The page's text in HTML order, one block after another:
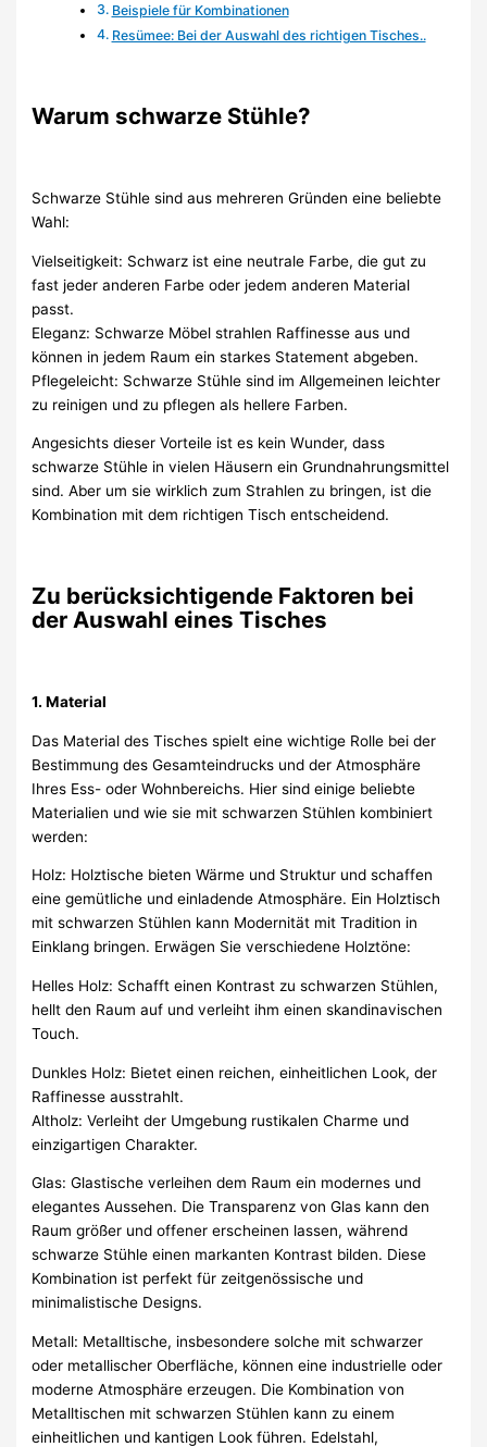
Beispiele für Kombinationen
Resümee: Bei der Auswahl des richtigen Tisches..
Warum schwarze Stühle?
Schwarze Stühle sind aus mehreren Gründen eine beliebte
Wahl:
Vielseitigkeit: Schwarz ist eine neutrale Farbe, die gut zu
fast jeder anderen Farbe oder jedem anderen Material
passt.
Eleganz: Schwarze Möbel strahlen Raffinesse aus und
können in jedem Raum ein starkes Statement abgeben.
Pflegeleicht: Schwarze Stühle sind im Allgemeinen leichter
zu reinigen und zu pflegen als hellere Farben.
Angesichts dieser Vorteile ist es kein Wunder, dass
schwarze Stühle in vielen Häusern ein Grundnahrungsmittel
sind. Aber um sie wirklich zum Strahlen zu bringen, ist die
Kombination mit dem richtigen Tisch entscheidend.
Zu berücksichtigende Faktoren bei
der Auswahl eines Tisches
1. Material
Das Material des Tisches spielt eine wichtige Rolle bei der
Bestimmung des Gesamteindrucks und der Atmosphäre
Ihres Ess- oder Wohnbereichs. Hier sind einige beliebte
Materialien und wie sie mit schwarzen Stühlen kombiniert
werden:
Holz: Holztische bieten Wärme und Struktur und schaffen
eine gemütliche und einladende Atmosphäre. Ein Holztisch
mit schwarzen Stühlen kann Modernität mit Tradition in
Einklang bringen. Erwägen Sie verschiedene Holztöne:
Helles Holz: Schafft einen Kontrast zu schwarzen Stühlen,
hellt den Raum auf und verleiht ihm einen skandinavischen
Touch.
Dunkles Holz: Bietet einen reichen, einheitlichen Look, der
Raffinesse ausstrahlt.
Altholz: Verleiht der Umgebung rustikalen Charme und
einzigartigen Charakter.
Glas: Glastische verleihen dem Raum ein modernes und
elegantes Aussehen. Die Transparenz von Glas kann den
Raum größer und offener erscheinen lassen, während
schwarze Stühle einen markanten Kontrast bilden. Diese
Kombination ist perfekt für zeitgenössische und
minimalistische Designs.
Metall: Metalltische, insbesondere solche mit schwarzer
oder metallischer Oberfläche, können eine industrielle oder
moderne Atmosphäre erzeugen. Die Kombination von
Metalltischen mit schwarzen Stühlen kann zu einem
einheitlichen und kantigen Look führen. Edelstahl,